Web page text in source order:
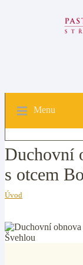
Menu
Duchovní
s otcem
Úvod